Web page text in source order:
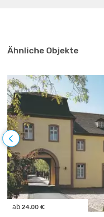
Ähnliche Objekte
ab 24.00 €